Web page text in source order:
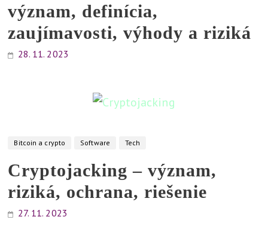
význam, definícia,
zaujímavosti, výhody a riziká
28. 11. 2023
Bitcoin a crypto Software Tech
Cryptojacking – význam,
riziká, ochrana, riešenie
27. 11. 2023